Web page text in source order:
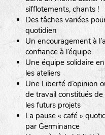
sifflotements, chants !
Des tâches variées
quotidien
Un encouragement à
confiance à l’équipe
Une équipe solidaire
les ateliers
Une Liberté d’opinion
de travail constitués
les futurs projets
La pause « café »
par Germinance